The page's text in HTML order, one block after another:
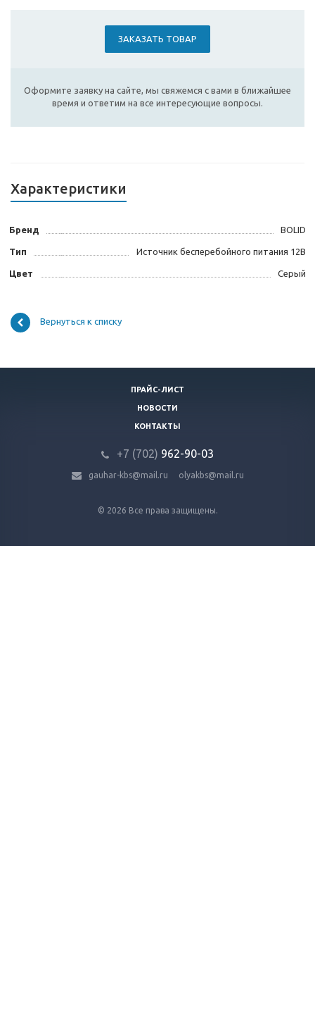
ЗАКАЗАТЬ ТОВАР
Оформите заявку на сайте, мы свяжемся с вами в ближайшее
время и ответим на все интересующие вопросы.
Характеристики
Бренд BOLID
Тип Источник бесперебойного питания 12В
Цвет Серый
Вернуться к списку
ПРАЙС-ЛИСТ
НОВОСТИ
КОНТАКТЫ
+7 (702) 962-90-03
gauhar-kbs@mail.ru olyakbs@mail.ru
© 2026 Все права защищены.